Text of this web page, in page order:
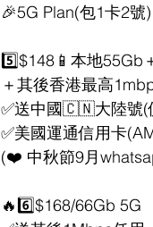
🎉5G Plan(包1卡2號)
5️⃣$148📱本地
＋其後香港最高
✅送中國🇨🇳大陸號(
✅美國運通信用卡
(❤️ 中秋節9月
🔥6️⃣$168/66Gb 5G